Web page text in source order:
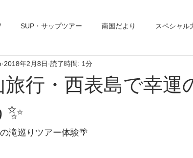
SUP・サップツアー 南国だより スペシャル
パナリ島 ヨット
旅行・西表島で幸運
2018年2月8日 読了時間: 1分
滝巡りツアー体験🌴